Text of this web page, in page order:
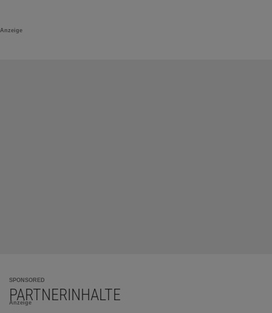
Anzeige
SPONSORED
PARTNERINHALTE
Anzeige